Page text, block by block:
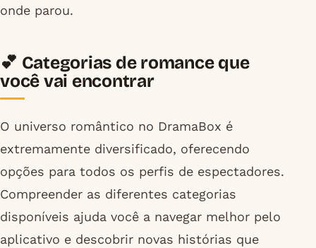
onde parou.
💕 Categorias de romance que
você vai encontrar
O universo romântico no DramaBox é
extremamente diversificado, oferecendo
opções para todos os perfis de espectadores.
Compreender as diferentes categorias
disponíveis ajuda você a navegar melhor pelo
aplicativo e descobrir novas histórias que